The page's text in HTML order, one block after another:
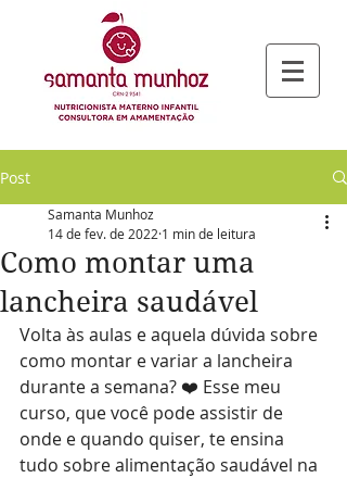
Post
Como montar uma
lancheira saudável
Samanta Munhoz
14 de fev. de 2022 1 min de leitura
Volta às aulas e aquela dúvida sobre
como montar e variar a lancheira
durante a semana? ❤️ Esse meu
curso, que você pode assistir de
onde e quando quiser, te ensina
tudo sobre alimentação saudável na